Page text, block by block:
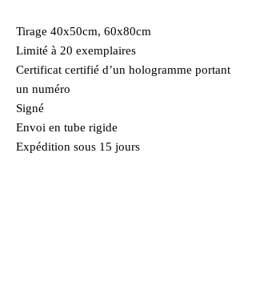
Tirage 40x50cm, 60x80cm
Limité à 20 exemplaires
Certificat certifié d’un hologramme portant
un numéro
Signé
Envoi en tube rigide
Expédition sous 15 jours